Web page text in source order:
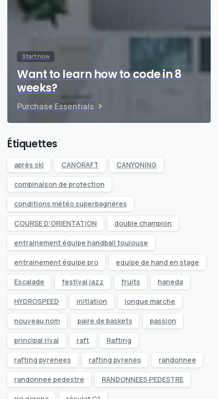
Start now
Want to learn how to code in 8
weeks?
Purchase Essentials
Étiquettes
après ski CANORAFT CANYONING
combinaison de protection
conditions météo superbagnères
COURSE D'ORIENTATION double champion
entrainement équipe handball toulouse
entrainement équipe pro equipe de hand en stage
Escalade festival jazz fruits haneda
HYDROSPEED initiation longue marche
nouveau nom paire de baskets passion
principal rival raft Rafting
rafting pyrenees rafting pyrenes randonnee
randonnee pedestre RANDONNEES PEDESTRE